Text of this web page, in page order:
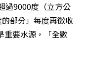
過9000度（立方公
部分」每度再徵收
重要水源，「全數